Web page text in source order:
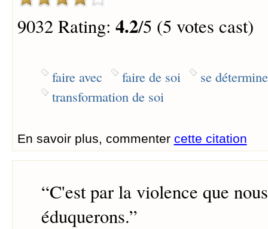
9032 Rating: 4.2/5 (5 votes cast)
faire avec faire de soi
se
transformation de soi
En savoir plus, commenter cette citation
“C'est par la violence que
éduquerons.”